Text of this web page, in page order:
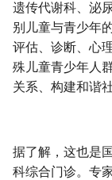
遗传代谢科、泌
别儿童与青少年
评估、诊断、心
殊儿童青少年人
关系、构建和谐
据了解，这也是
科综合门诊。专